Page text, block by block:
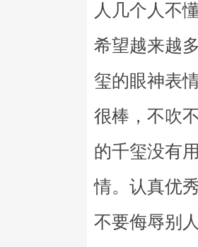
人几个人不
希望越来越
玺的眼神表
很棒，不吹
的千玺没有
情。认真优
不要侮辱别